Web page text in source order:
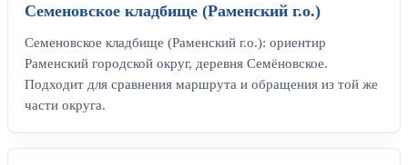
Семеновское кладбище (Раменский г.о.)
Семеновское кладбище (Раменский г.о.): ориентир
Раменский городской округ, деревня Семёновское.
Подходит для сравнения маршрута и обращения из той же
части округа.